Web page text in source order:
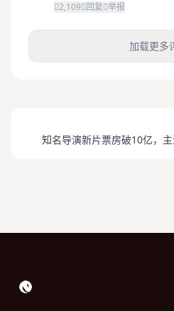
2,109 回复 举报
加载更多
知名导演新片票房破10亿，